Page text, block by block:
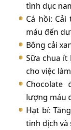
tình dục
Cá hồi:
máu đến
Bông cải
Sữa chua ít
cho việc
Chocolate
lượng máu
Hạt bí:
tinh dịch và